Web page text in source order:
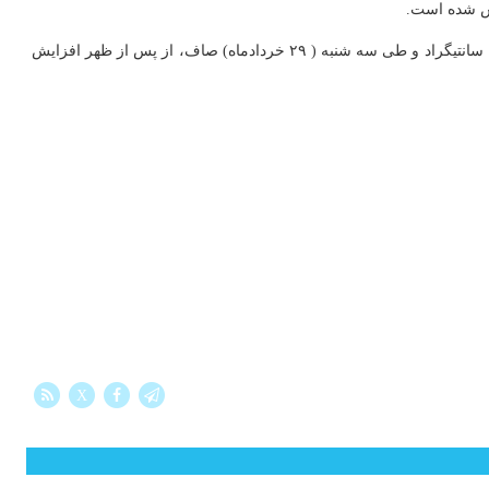
آسمان تهران فردا (۲۸ خردادماه) صاف، از بعدازظهر افزایش ابر، گاهی وزش باد شدید و احتمال گرد و خاک با حداقل دمای ۲۸ و حداکثر دمای ۳۷ درجه سانتیگراد و طی سه شنبه ( ۲۹ خردادماه) صاف، از پس از ظهر افزایش
X